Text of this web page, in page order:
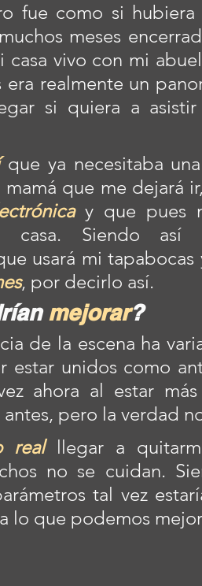
fue como si
meses
vivo con mi
era realmente un
que ya necesitaba
que me dejará
y que pues
casa. Siendo
, por decirlo así.
mejorar?
de la escena ha
estar unidos como
ahora al estar
pero la verdad
real llegar a
no se cuidan.
tal vez
lo que podemos